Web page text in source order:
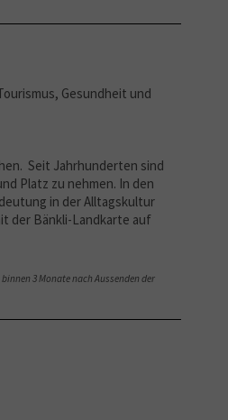
Gesundheit und
Seit Jahrhunderten sind
Platz zu nehmen. In den
in der Alltagskultur
der Bänkli-Landkarte auf
3 Monate nach Aussenden der